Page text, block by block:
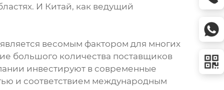
И Китай, как ведущий
весомым фактором для многих
большого количества поставщиков
инвестируют в современные
и соответствием международным